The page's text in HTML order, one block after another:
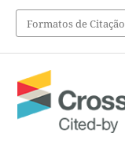
Formatos de Citação